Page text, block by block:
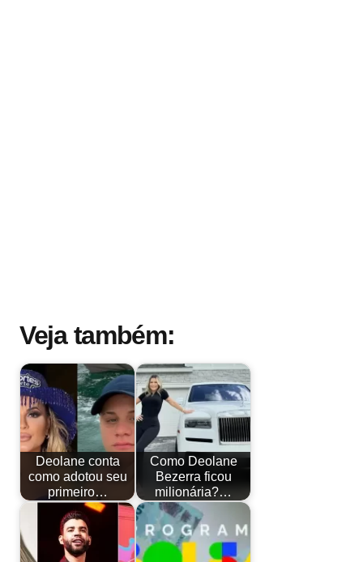
Veja também:
Deolane conta
como adotou seu
primeiro…
Como Deolane
Bezerra ficou
milionária?…